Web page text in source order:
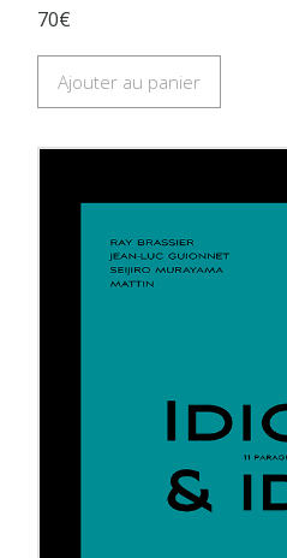
70€
Ajouter au panier